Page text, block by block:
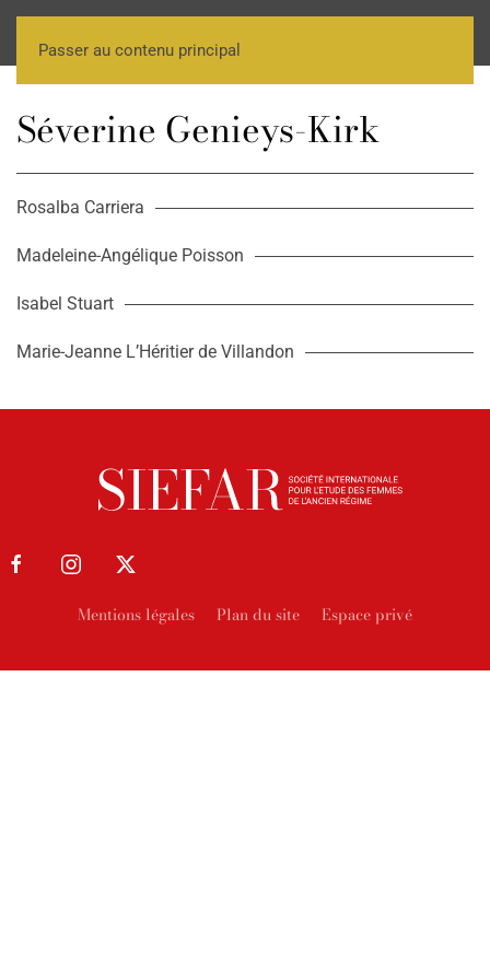
Passer au contenu principal
Séverine Genieys-Kirk
Rosalba Carriera
Madeleine-Angélique Poisson
Isabel Stuart
Marie-Jeanne L’Héritier de Villandon
Mentions légales Plan du site Espace privé